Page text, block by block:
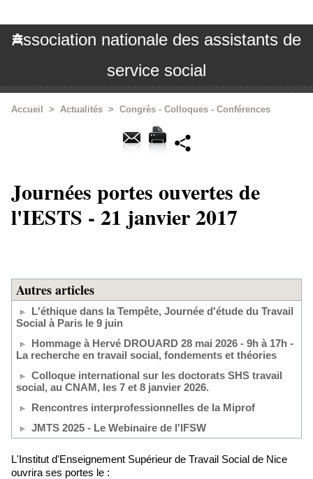
Association nationale des assistants de
service social
Accueil > Actualités > Congrès - Colloques - Conférences
Journées portes ouvertes de
l'IESTS - 21 janvier 2017
Autres articles
L'éthique dans la Tempête, Journée d'étude du Travail
Social à Paris le 9 juin
Hommage à Hervé DROUARD 28 mai 2026 - 9h à 17h -
La recherche en travail social, fondements et théories
Colloque international sur les doctorats SHS travail
social, au CNAM, les 7 et 8 janvier 2026.
Rencontres interprofessionnelles de la Miprof
JMTS 2025 - Le Webinaire de l'IFSW
L'Institut d'Enseignement Supérieur de Travail Social de Nice
ouvrira ses portes le :